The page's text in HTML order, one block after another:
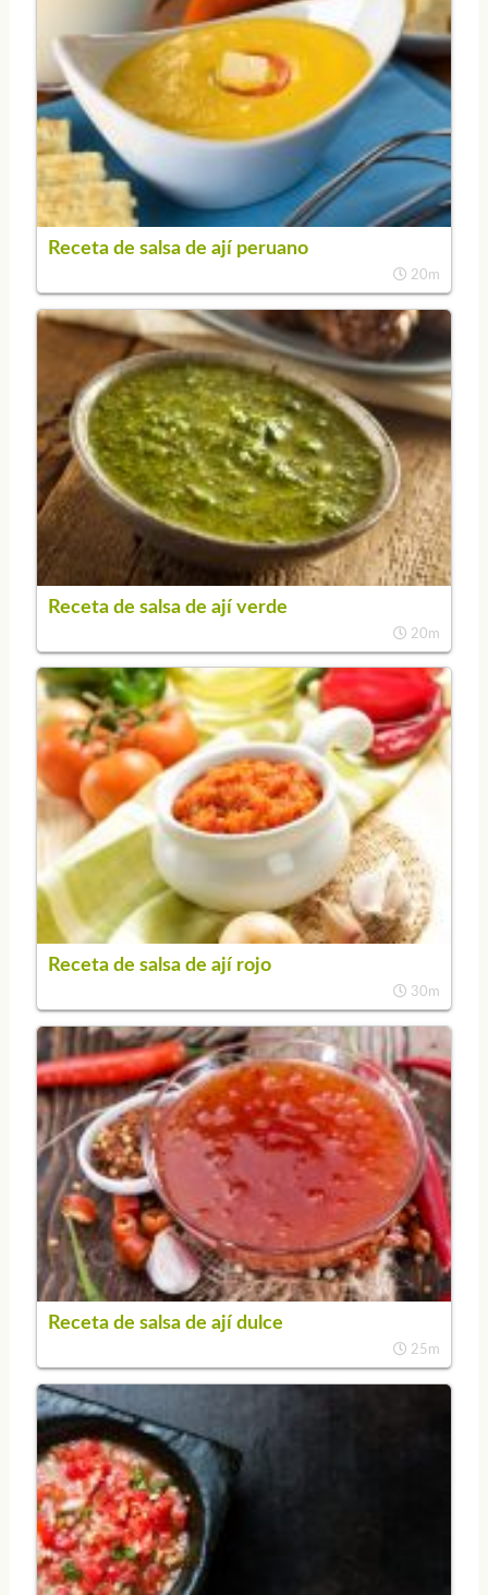
Receta de salsa de ají peruano
20m
Receta de salsa de ají verde
20m
Receta de salsa de ají rojo
30m
Receta de salsa de ají dulce
25m